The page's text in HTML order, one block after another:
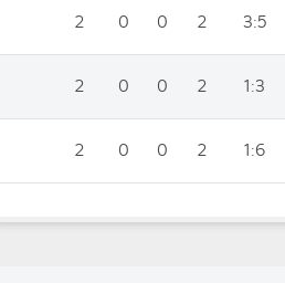
2 0 0 2 3:5
2 0 0 2 1:3
2 0 0 2 1:6